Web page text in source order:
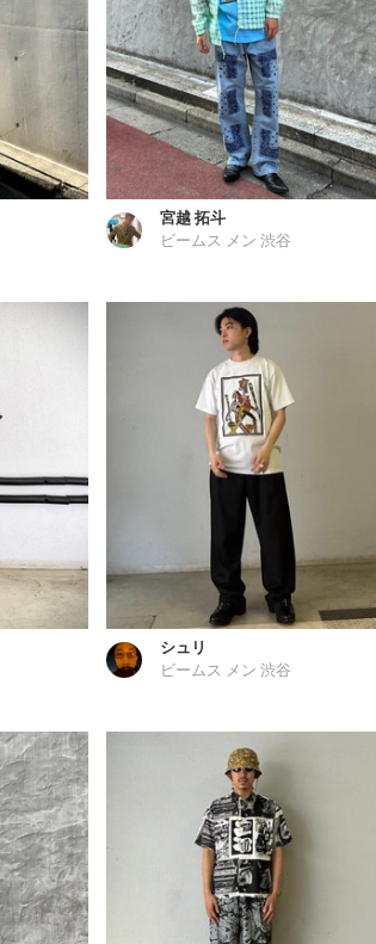
宮越 拓斗
ビームス メン 渋谷
シュリ
ビームス メン 渋谷